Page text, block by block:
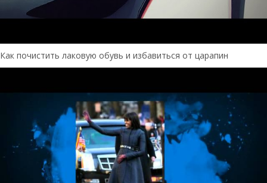
Как почистить лаковую обувь и избавиться от царапин